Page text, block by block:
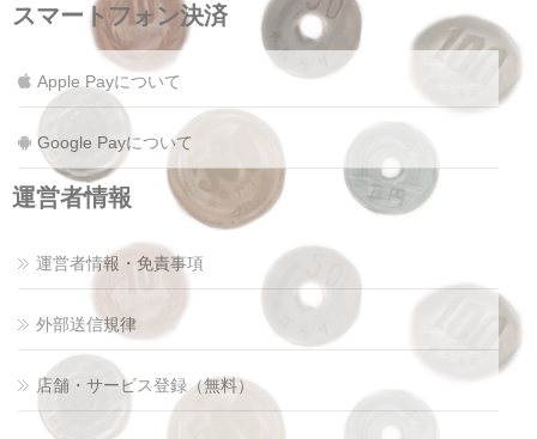
スマートフォン決済
Apple Payについて
Google Payについて
運営者情報
運営者情報・免責事項
外部送信規律
店舗・サービス登録（無料）